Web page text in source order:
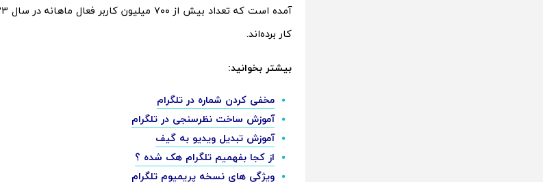
کار برده‌اند.
بیشتر بخوانید:
مخفی کردن شماره در تلگرام
آموزش ساخت نظرسنجی در تلگرام
آموزش تبدیل ویدیو به گیف
از کجا بفهمیم تلگرام هک شده ؟
ویژگی های نسخه پریمیوم تلگرام